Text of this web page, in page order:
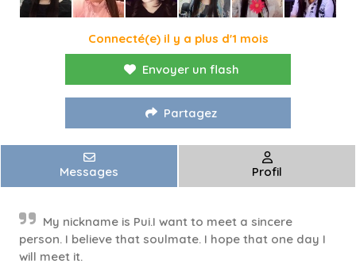
Connecté(e) il y a plus d'1 mois
Envoyer un flash
Partagez
Messages Profil
My nickname is Pui.I want to meet a sincere
person. I believe that soulmate. I hope that one day I
will meet it.